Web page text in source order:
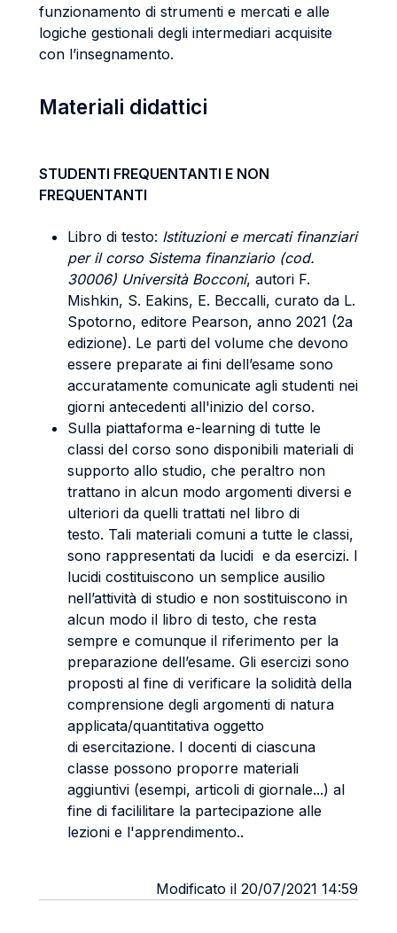
funzionamento di strumenti e mercati e alle
logiche gestionali degli intermediari acquisite
con l’insegnamento.
Materiali didattici
STUDENTI FREQUENTANTI E NON
FREQUENTANTI
Libro di testo: Istituzioni e mercati finanziari
per il corso Sistema finanziario (cod.
30006) Università Bocconi, autori F.
Mishkin, S. Eakins, E. Beccalli, curato da L.
Spotorno, editore Pearson, anno 2021 (2a
edizione). Le parti del volume che devono
essere preparate ai fini dell’esame sono
accuratamente comunicate agli studenti nei
giorni antecedenti all'inizio del corso.
Sulla piattaforma e-learning di tutte le
classi del corso sono disponibili materiali di
supporto allo studio, che peraltro non
trattano in alcun modo argomenti diversi e
ulteriori da quelli trattati nel libro di
testo. Tali materiali comuni a tutte le classi,
sono rappresentati da lucidi e da esercizi. I
lucidi costituiscono un semplice ausilio
nell’attività di studio e non sostituiscono in
alcun modo il libro di testo, che resta
sempre e comunque il riferimento per la
preparazione dell’esame. Gli esercizi sono
proposti al fine di verificare la solidità della
comprensione degli argomenti di natura
applicata/quantitativa oggetto
di esercitazione. I docenti di ciascuna
classe possono proporre materiali
aggiuntivi (esempi, articoli di giornale...) al
fine di facililitare la partecipazione alle
lezioni e l'apprendimento..
Modificato il 20/07/2021 14:59